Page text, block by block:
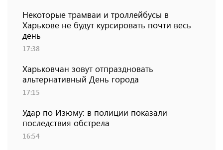
Некоторые трамваи и троллейбусы в
Харькове не будут курсировать почти весь
день
17:38
Харьковчан зовут отпраздновать
альтернативный День города
17:15
Удар по Изюму: в полиции показали
последствия обстрела
16:54